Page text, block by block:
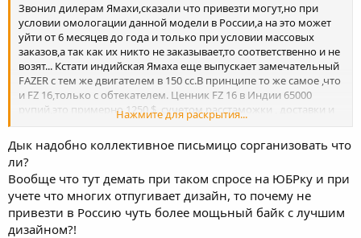
Звонил дилерам Ямахи,сказали что привезти могут,но при
условии омологации данной модели в России,а на это может
уйти от 6 месяцев до года и только при условии массовых
заказов,а так как их никто не заказывает,то соответственно и не
возят... Кстати индийская Ямаха еще выпускает замечательный
FAZER с тем же двигателем в 150 cc.В принципе то же самое ,что
и FZ 16,только с обтекателем. Ценник FZ 16 в Индии 65000
рупий,это примерно 1250 $, сучетом расстаможки , доставки и
маржи дилера около 2200-2400$ Заманчивая
цена...http://www.yamaha-motor-india.com/product/index.html
Нажмите для раскрытия...
Дык надобно коллективное письмицо сорганизовать что
ли?
Вообще что тут демать при таком спросе на ЮБРку и при
учете что многих отпугивает дизайн, то почему не
привезти в Россию чуть более мощьный байк с лучшим
дизайном?!